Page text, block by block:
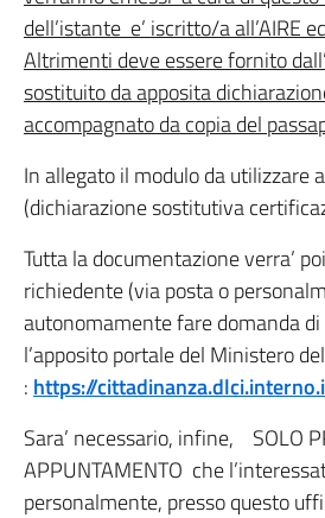
dell’istante e’ iscritto/a all’AIRE
Altrimenti deve essere fornito
sostituito da apposita
accompagnato da copia del
In allegato il modulo da utilizzare
(dichiarazione sostitutiva
Tutta la documentazione verra’
richiedente (via posta o
autonomamente fare domanda
l’apposito portale del Ministero
: https://
Sara’ necessario, infine, SOLO
APPUNTAMENTO che
personalmente, presso questo